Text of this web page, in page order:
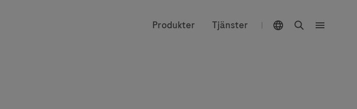
Produkter Tjänster | Välj plats